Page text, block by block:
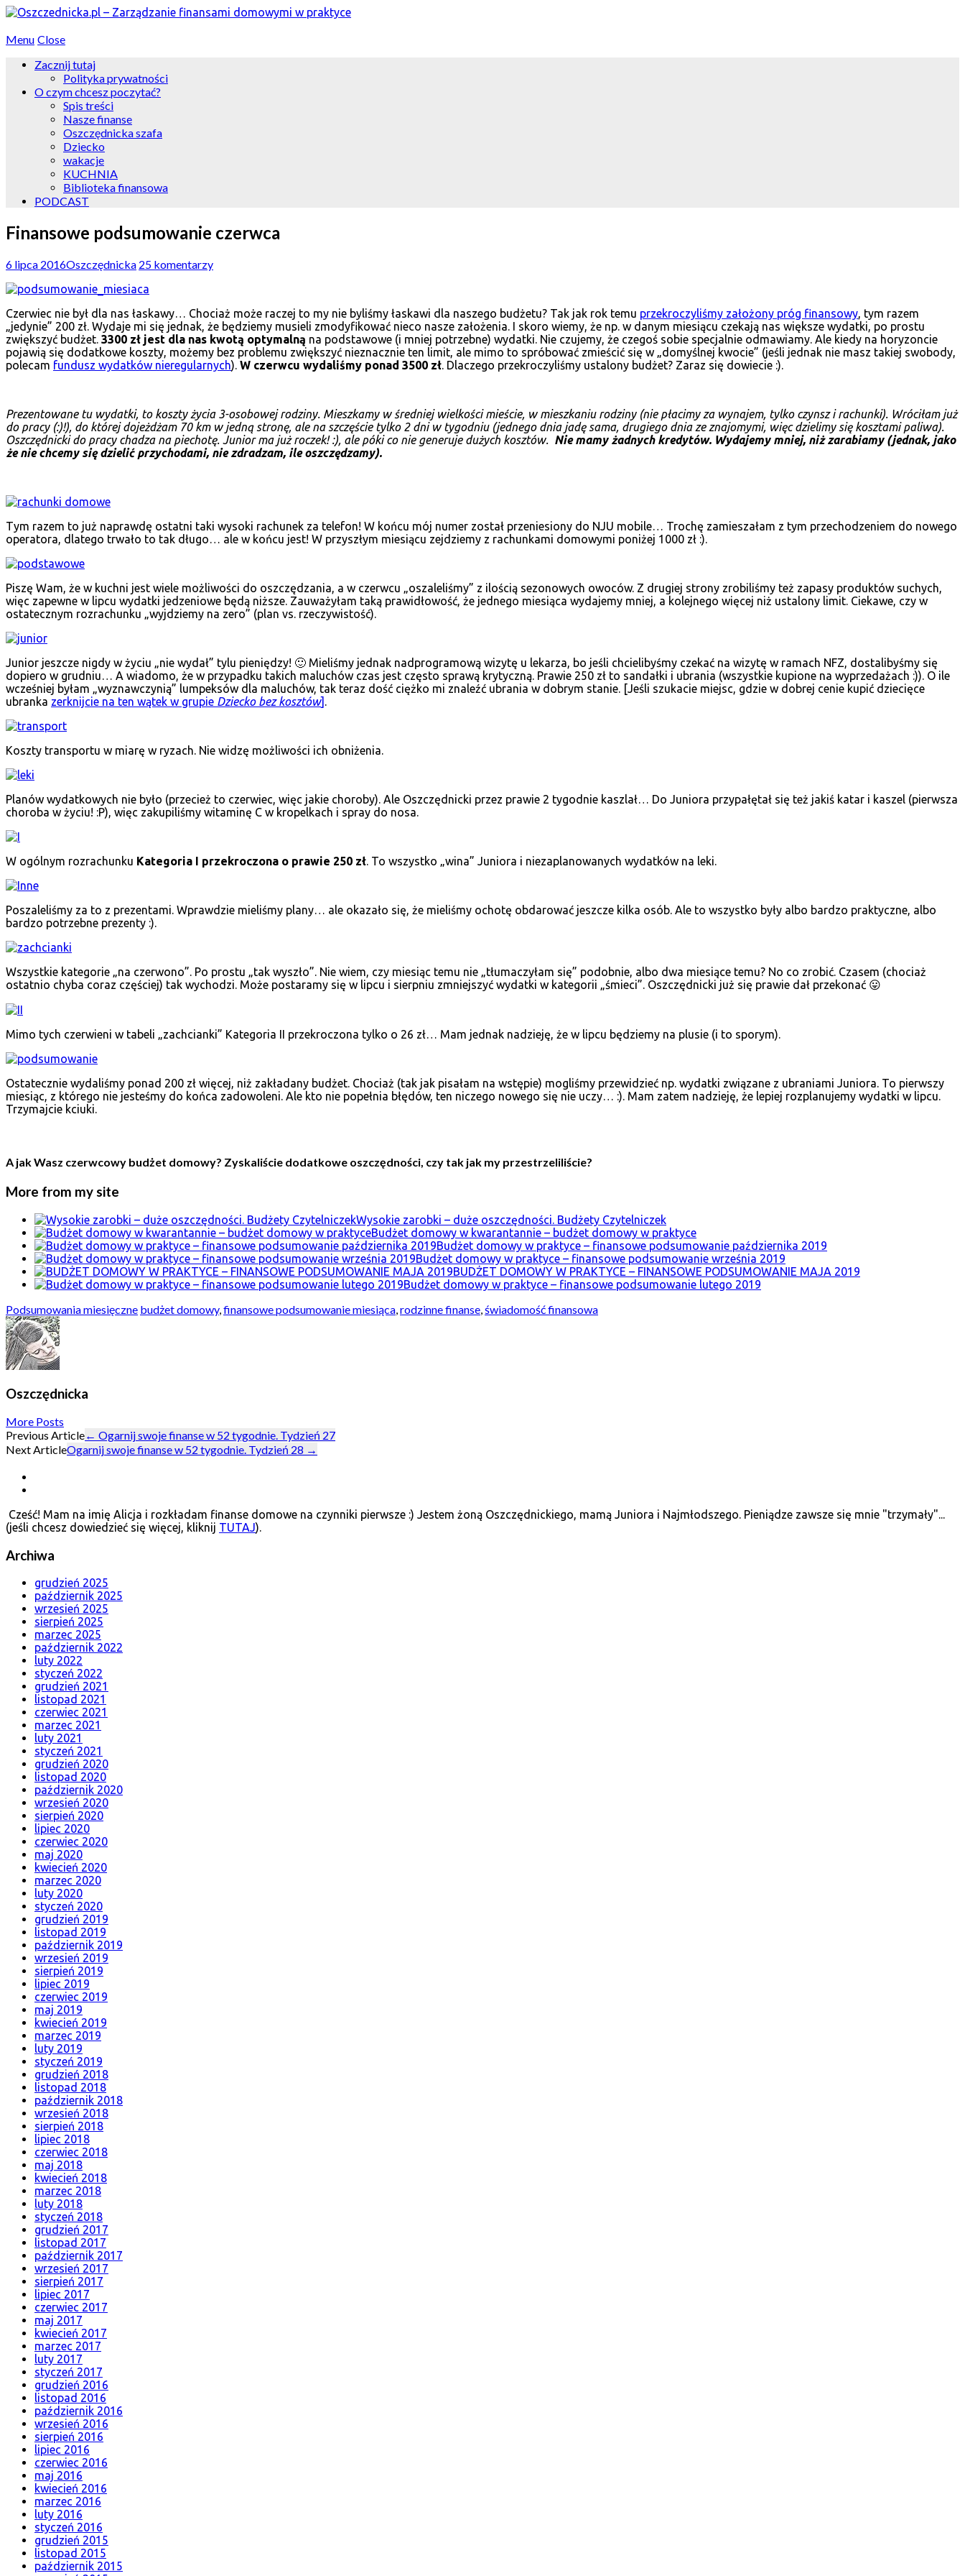
Menu Close
Zacznij tutaj
Polityka prywatności
O czym chcesz poczytać?
Spis treści
Nasze finanse
Oszczędnicka szafa
Dziecko
wakacje
KUCHNIA
Biblioteka finansowa
PODCAST
Finansowe podsumowanie czerwca
6 lipca 2016Oszczędnicka 25 komentarzy
Czerwiec nie był dla nas łaskawy… Chociaż może raczej to my nie byliśmy łaskawi dla naszego budżetu? Tak jak rok temu przekroczyliśmy założony próg finansowy , tym razem
„jedynie” 200 zł. Wydaje mi się jednak, że będziemy musieli zmodyfikować nieco nasze założenia. I skoro wiemy, że np. w danym miesiącu czekają nas większe wydatki, po prostu
zwiększyć budżet. 3300 zł jest dla nas kwotą optymalną na podstawowe (i mniej potrzebne) wydatki. Nie czujemy, że czegoś sobie specjalnie odmawiamy. Ale kiedy na horyzoncie
pojawią się dodatkowe koszty, możemy bez problemu zwiększyć nieznacznie ten limit, ale mimo to spróbować zmieścić się w „domyślnej kwocie” (jeśli jednak nie masz takiej swobody,
polecam fundusz wydatków nieregularnych). W czerwcu wydaliśmy ponad 3500 zł . Dlaczego przekroczyliśmy ustalony budżet? Zaraz się dowiecie :).
Prezentowane tu wydatki, to koszty życia 3-osobowej rodziny. Mieszkamy w średniej wielkości mieście, w mieszkaniu rodziny (nie płacimy za wynajem, tylko czynsz i rachunki). Wróciłam już
do pracy (:)!), do której dojeżdżam 70 km w jedną stronę, ale na szczęście tylko 2 dni w tygodniu (jednego dnia jadę sama, drugiego dnia ze znajomymi, więc dzielimy się kosztami paliwa).
Oszczędnicki do pracy chadza na piechotę. Junior ma już roczek! :), ale póki co nie generuje dużych kosztów. Nie mamy żadnych kredytów. Wydajemy mniej, niż zarabiamy (jednak, jako
że nie chcemy się dzielić przychodami, nie zdradzam, ile oszczędzamy).
Tym razem to już naprawdę ostatni taki wysoki rachunek za telefon! W końcu mój numer został przeniesiony do NJU mobile… Trochę zamieszałam z tym przechodzeniem do nowego
operatora, dlatego trwało to tak długo… ale w końcu jest! W przyszłym miesiącu zejdziemy z rachunkami domowymi poniżej 1000 zł :).
Piszę Wam, że w kuchni jest wiele możliwości do oszczędzania, a w czerwcu „oszaleliśmy” z ilością sezonowych owoców. Z drugiej strony zrobiliśmy też zapasy produktów suchych,
więc zapewne w lipcu wydatki jedzeniowe będą niższe. Zauważyłam taką prawidłowość, że jednego miesiąca wydajemy mniej, a kolejnego więcej niż ustalony limit. Ciekawe, czy w
ostatecznym rozrachunku „wyjdziemy na zero” (plan vs. rzeczywistość).
Junior jeszcze nigdy w życiu „nie wydał” tylu pieniędzy! 🙂 Mieliśmy jednak nadprogramową wizytę u lekarza, bo jeśli chcielibyśmy czekać na wizytę w ramach NFZ, dostalibyśmy się
dopiero w grudniu… A wiadomo, że w przypadku takich maluchów czas jest często sprawą krytyczną. Prawie 250 zł to sandałki i ubrania (wszystkie kupione na wyprzedażach :)). O ile
wcześniej byłam „wyznawczynią” lumpeksów dla maluchów, tak teraz dość ciężko mi znaleźć ubrania w dobrym stanie. [Jeśli szukacie miejsc, gdzie w dobrej cenie kupić dziecięce
ubranka zerknijcie na ten wątek w grupie Dziecko bez kosztów]
Koszty transportu w miarę w ryzach. Nie widzę możliwości ich obniżenia.
Planów wydatkowych nie było (przecież to czerwiec, więc jakie choroby). Ale Oszczędnicki przez prawie 2 tygodnie kaszlał… Do Juniora przypałętał się też jakiś katar i kaszel (pierwsza
choroba w życiu! :P), więc zakupiliśmy witaminę C w kropelkach i spray do nosa.
W ogólnym rozrachunku Kategoria I przekroczona o prawie 250 zł . To wszystko „wina” Juniora i niezaplanowanych wydatków na leki.
Poszaleliśmy za to z prezentami. Wprawdzie mieliśmy plany… ale okazało się, że mieliśmy ochotę obdarować jeszcze kilka osób. Ale to wszystko były albo bardzo praktyczne, albo
bardzo potrzebne prezenty :).
Wszystkie kategorie „na czerwono”. Po prostu „tak wyszło”. Nie wiem, czy miesiąc temu nie „tłumaczyłam się” podobnie, albo dwa miesiące temu? No co zrobić. Czasem (chociaż
ostatnio chyba coraz częściej) tak wychodzi. Może postaramy się w lipcu i sierpniu zmniejszyć wydatki w kategorii „śmieci”. Oszczędnicki już się prawie dał przekonać 😛
Mimo tych czerwieni w tabeli „zachcianki” Kategoria II przekroczona tylko o 26 zł… Mam jednak nadzieję, że w lipcu będziemy na plusie (i to sporym).
Ostatecznie wydaliśmy ponad 200 zł więcej, niż zakładany budżet. Chociaż (tak jak pisałam na wstępie) mogliśmy przewidzieć np. wydatki związane z ubraniami Juniora. To pierwszy
miesiąc, z którego nie jesteśmy do końca zadowoleni. Ale kto nie popełnia błędów, ten niczego nowego się nie uczy… :). Mam zatem nadzieję, że lepiej rozplanujemy wydatki w lipcu.
Trzymajcie kciuki.
A jak Wasz czerwcowy budżet domowy? Zyskaliście dodatkowe oszczędności, czy tak jak my przestrzeliliście?
More from my site
Wysokie zarobki – duże oszczędności. Budżety Czytelniczek
Budżet domowy w kwarantannie – budżet domowy w praktyce
Budżet domowy w praktyce – finansowe podsumowanie października 2019
Budżet domowy w praktyce – finansowe podsumowanie września 2019
BUDŻET DOMOWY W PRAKTYCE – FINANSOWE PODSUMOWANIE MAJA 2019
Budżet domowy w praktyce – finansowe podsumowanie lutego 2019
Podsumowania miesięczne budżet domowy, finansowe podsumowanie miesiąca rodzinne finanse świadomość finansowa
Oszczędnicka
More Posts
Post
navigation
Previous Article← Ogarnij swoje finanse w 52 tygodnie. Tydzień 27
Next ArticleOgarnij swoje finanse w 52 tygodnie. Tydzień 28 →
Cześć! Mam na imię Alicja i rozkładam finanse domowe na czynniki pierwsze :) Jestem żoną Oszczędnickiego, mamą Juniora i Najmłodszego. Pieniądze zawsze się mnie "trzymały"...
(jeśli chcesz dowiedzieć się więcej, kliknij TUTAJ).
Archiwa
grudzień 2025
październik 2025
wrzesień 2025
sierpień 2025
marzec 2025
październik 2022
luty 2022
styczeń 2022
grudzień 2021
listopad 2021
czerwiec 2021
marzec 2021
luty 2021
styczeń 2021
grudzień 2020
listopad 2020
październik 2020
wrzesień 2020
sierpień 2020
lipiec 2020
czerwiec 2020
maj 2020
kwiecień 2020
marzec 2020
luty 2020
styczeń 2020
grudzień 2019
listopad 2019
październik 2019
wrzesień 2019
sierpień 2019
lipiec 2019
czerwiec 2019
maj 2019
kwiecień 2019
marzec 2019
luty 2019
styczeń 2019
grudzień 2018
listopad 2018
październik 2018
wrzesień 2018
sierpień 2018
lipiec 2018
czerwiec 2018
maj 2018
kwiecień 2018
marzec 2018
luty 2018
styczeń 2018
grudzień 2017
listopad 2017
październik 2017
wrzesień 2017
sierpień 2017
lipiec 2017
czerwiec 2017
maj 2017
kwiecień 2017
marzec 2017
luty 2017
styczeń 2017
grudzień 2016
listopad 2016
październik 2016
wrzesień 2016
sierpień 2016
lipiec 2016
czerwiec 2016
maj 2016
kwiecień 2016
marzec 2016
luty 2016
styczeń 2016
grudzień 2015
listopad 2015
październik 2015